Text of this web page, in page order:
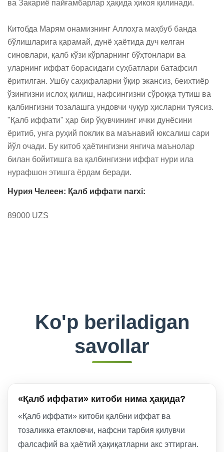
ва Закариё пайғамбарлар ҳақида ҳикоя қилинади.
Китобда Марям онамизнинг Аллоҳга маҳбуб банда
бўлишларига қарамай, дунё ҳаётида дуч келган
синовлари, қалб кўзи кўрларнинг бўҳтонлари ва
уларнинг иффат борасидаги суҳбатлари батафсил
ёритилган. Ушбу саҳифаларни ўқир экансиз, беихтиёр
ўзингизни ислоҳ қилиш, нафсингизни сўроққа тутиш ва
қалбингизни тозалашга ундовчи чуқур ҳисларни туясиз.
"Қалб иффати" ҳар бир ўқувчининг ички дунёсини
ёритиб, унга руҳий поклик ва маънавий юксалиш сари
йўл очади. Бу китоб ҳаётингизни янгича маънолар
билан бойитишга ва қалбингизни иффат нури ила
нурафшон этишга ёрдам беради.
Нурия Челеен: Қалб иффати narxi:
89000 UZS
Ko'p beriladigan
savollar
«Қалб иффати» китоби нима ҳақида?
«Қалб иффати» китоби қалбни иффат ва
тозаликка етакловчи, нафсни тарбия қилувчи
фалсафий ва ҳаётий ҳақиқатларни акс эттирган.